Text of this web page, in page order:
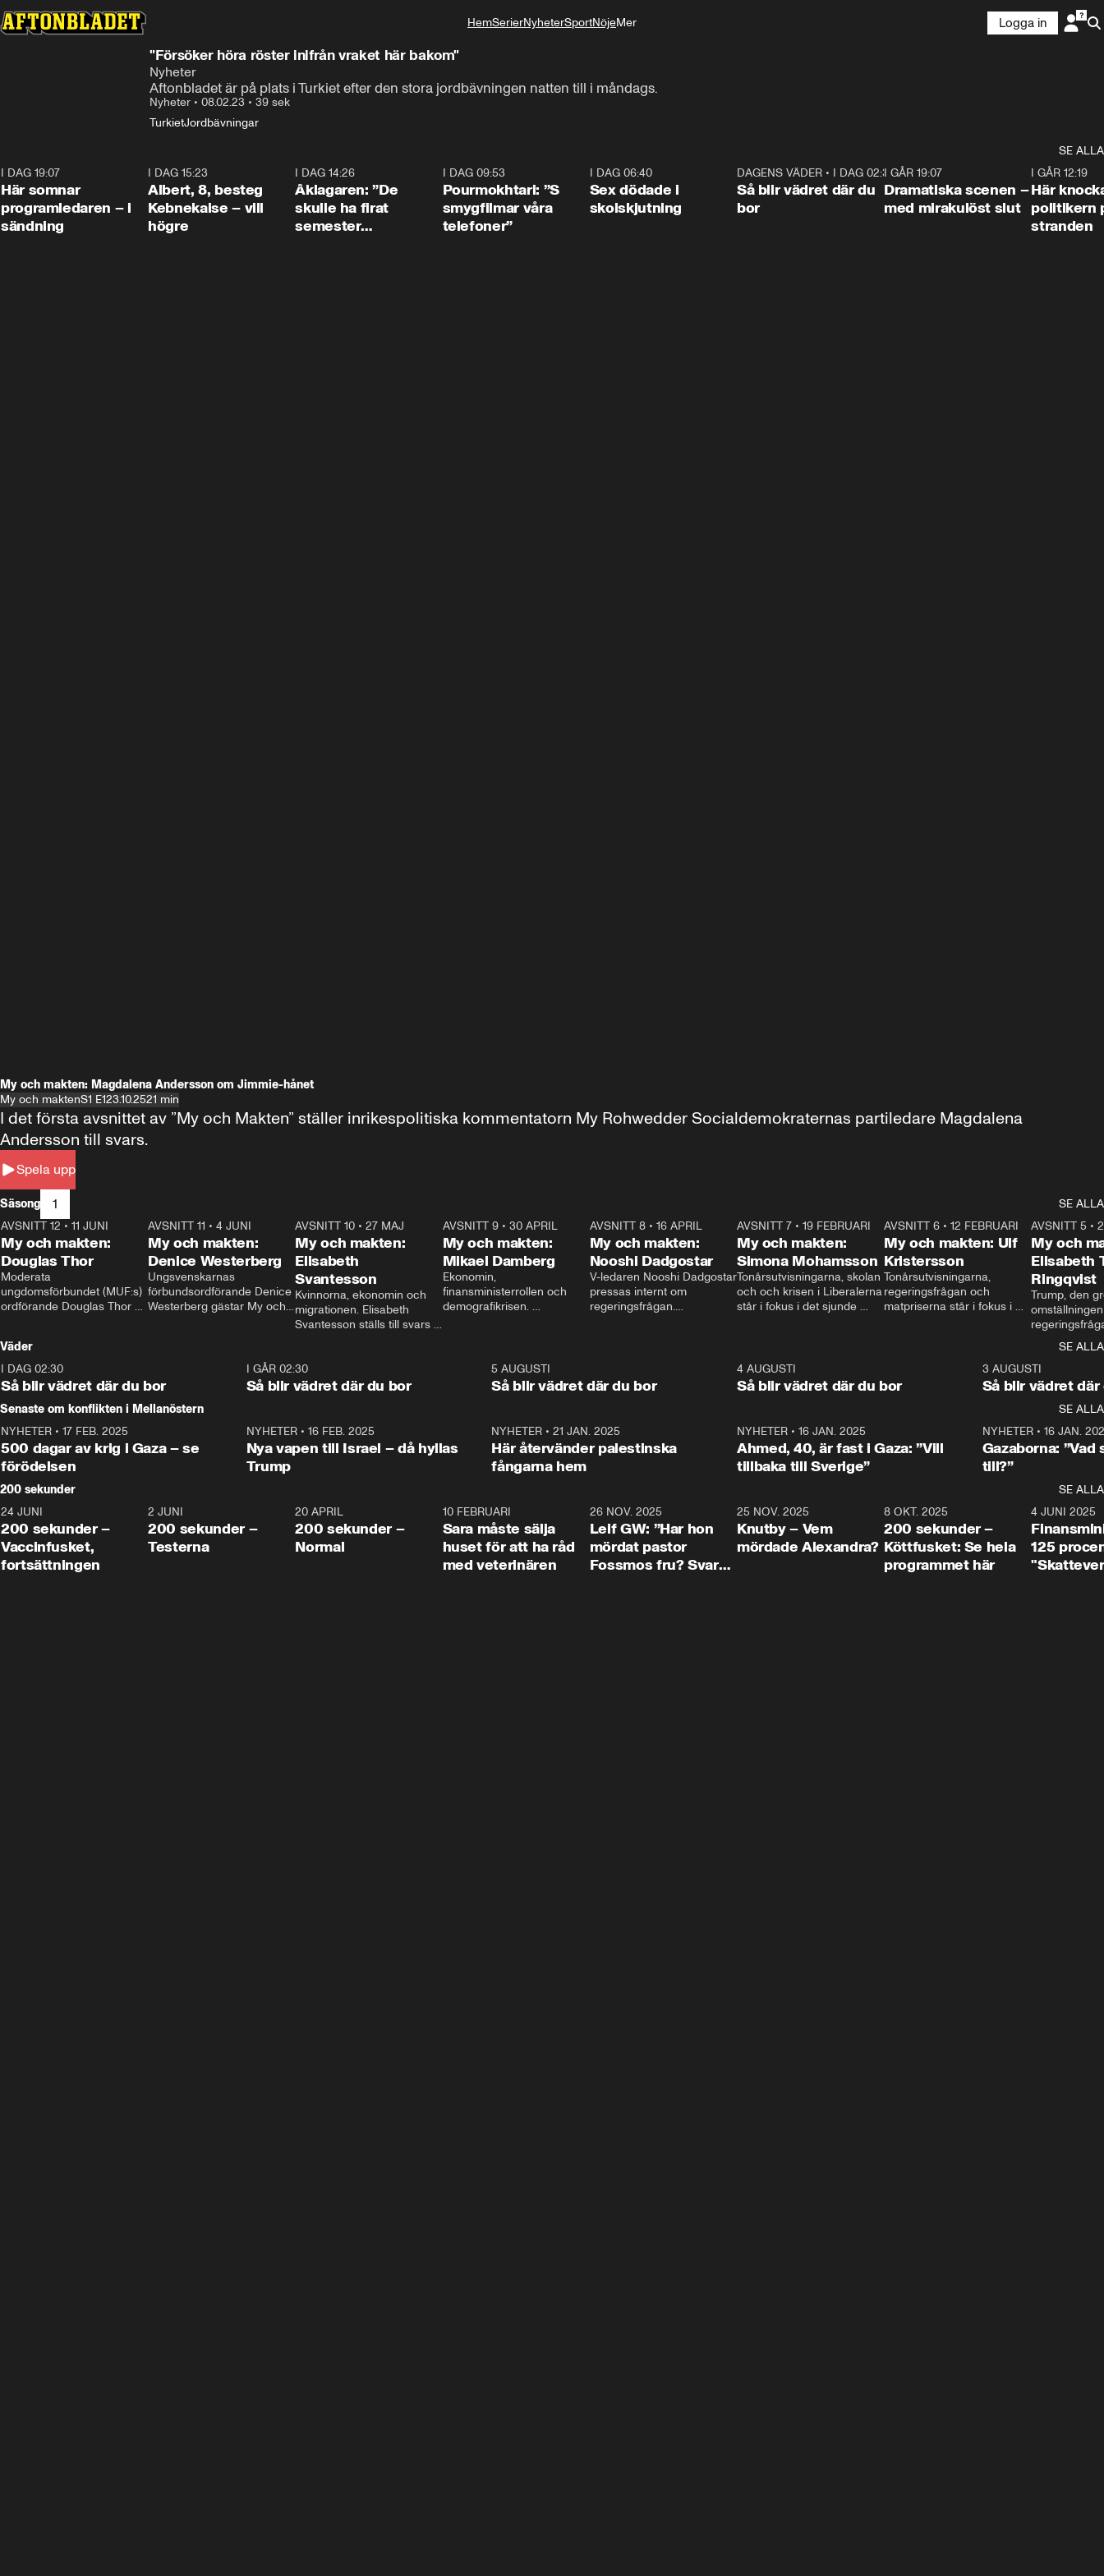
HemSerierNyheterSportNöjeMer
Logga in
"Försöker höra röster inifrån vraket här bakom"
Nyheter
Aftonbladet är på plats i Turkiet efter den stora jordbävningen natten till i måndags.
Nyheter • 08.02.23 • 39 sek
TurkietJordbävningar
SE ALLA
I DAG 19:07
Här somnar
programledaren – i
sändning
I DAG 15:23
Albert, 8, besteg
Kebnekaise – vill
högre
I DAG 14:26
Åklagaren: ”De
skulle ha firat
semester
I DAG 09:53
Pourmokhtari: ”S
smygfilmar våra
telefoner”
I DAG 06:40
Sex dödade i
skolskjutning
1:06
DAGENS VÄDER• I DAG 02:30
Så blir vädret där du
bor
I GÅR 19:07
Dramatiska scenen –
med mirakulöst slut
I GÅR 12:19
Här
politikern
stranden
My och makten: Magdalena Andersson om Jimmie-hånet
My och maktenS1 E123.10.2521 min
Spela upp
I det första avsnittet av ”My och Makten” ställer inrikespolitiska kommentatorn My Rohwedder Socialdemokraternas partiledare Magdalena
Andersson till svars.
Säsong 1
SE ALLA
26:27
AVSNITT 12 • 11 JUNI
My och makten:
Douglas Thor
Moderata
ungdomsförbundet (MUF:s)
ordförande Douglas Thor
tonårsutvisningarna och hur
Moderaterna ska locka
väljare till valet i höst.
23:40
AVSNITT 11 •4 JUNI
My och makten:
Denice Westerberg
Ungsvenskarnas
förbundsordförande Denice
Westerberg gästar My och
AVSNITT 10 •27 MAJ
My och makten:
Elisabeth
Svantesson
Kvinnorna, ekonomin och
migrationen. Elisabeth
Svantesson ställs till svars
AVSNITT 9• 30 APRIL
My och makten:
Mikael Damberg
Ekonomin,
finansministerrollen och
demografikrisen.
och Makten.
AVSNITT 8• 16 APRIL
My och makten:
Nooshi Dadgostar
V-ledaren Nooshi Dadgostar
pressas internt om
regeringsfrågan.
– Vi ställer upp i val. Ska vi
vara med så sitter vi förstås
24:30
AVSNITT 7• 19 FEBRUARI
My och makten:
Simona Mohamsson
Tonårsutvisningarna, skolan
och och krisen i Liberalerna
står i fokus i det sjunde
kommentator My
Rohwedder ställer
utbildnings- och
Mohamsson till svars.
27:30
AVSNITT 6 •12 FEBRUARI
My och makten: Ulf
Kristersson
Tonårsutvisningarna,
regeringsfrågan och
matpriserna står i fokus i
Rohwedder ställer
statsminister Ulf Kristersson
AVSNITT 5 •
My och
Elisabeth
Ringqvist
Trump, den
centrum i
avsnittet av
Makten”. Se
Aftonbladets
Rohwedder
Thand Ring
Väder
SE ALLA
I DAG 02:30
Så blir vädret där du bor
1:06
I GÅR 02:30
Så blir vädret där du bor
5 AUGUSTI
Så blir vädret där du bor
4 AUGUSTI
Så blir vädret där du bor
3 AUGUSTI
Så blir vädret där
Senaste om konflikten i Mellanöstern
SE ALLA
NYHETER • 17 FEB. 2025
500 dagar av krig i Gaza – se
förödelsen
NYHETER• 16 FEB. 2025
Nya vapen till Israel – då hyllas
Trump
NYHETER •21 JAN. 2025
Här återvänder palestinska
fångarna hem
NYHETER• 16 JAN. 2025
Ahmed, 40, är fast i Gaza: ”Vill
tillbaka till Sverige”
NYHETER• 16 JAN.
Gazaborna:
till?”
200 sekunder
SE ALLA
5:00
24 JUNI
200 sekunder –
Vaccinfusket,
fortsättningen
4:23
2 JUNI
200 sekunder –
Testerna
20 APRIL
200 sekunder –
Normal
10 FEBRUARI
Sara måste sälja
huset för att ha råd
med veterinären
26 NOV. 2025
Leif GW: ”Har hon
mördat pastor
Fossmos fru? Svar
31:05
25 NOV. 2025
Knutby – Vem
mördade Alexandra?
4:29
8 OKT. 2025
200 sekunder –
Köttfusket: Se hela
programmet här
4 JUNI 2025
125